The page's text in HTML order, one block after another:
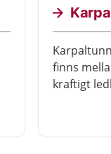
du får
finns
kraftigt